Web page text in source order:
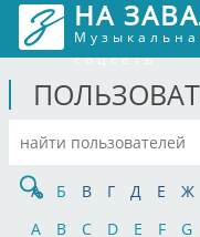
НА
соцсеть
А Б В Г Д Е Ж
A
B C D E F G